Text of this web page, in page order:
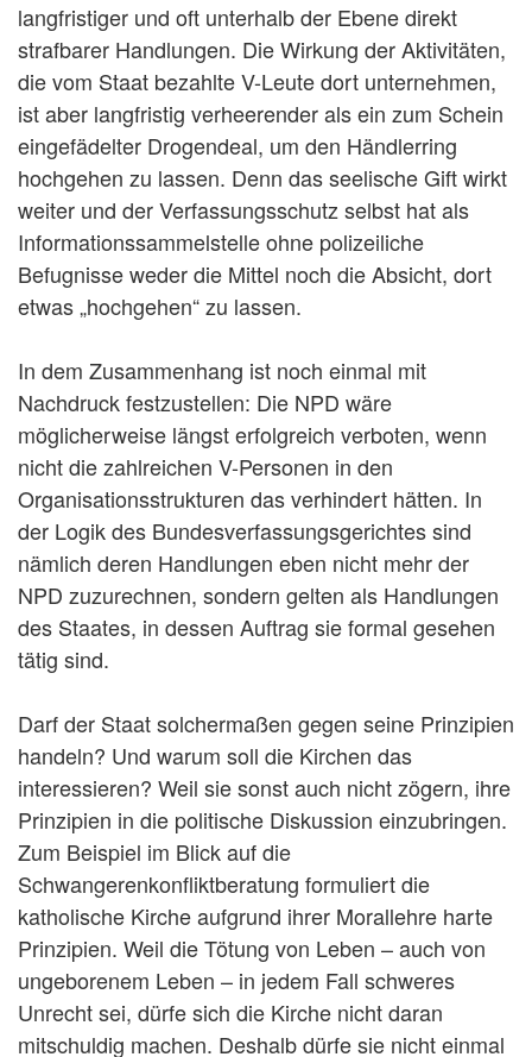
langfristiger und oft unterhalb der Ebene direkt
strafbarer Handlungen. Die Wirkung der Aktivitäten,
die vom Staat bezahlte V-Leute dort unternehmen,
ist aber langfristig verheerender als ein zum Schein
eingefädelter Drogendeal, um den Händlerring
hochgehen zu lassen. Denn das seelische Gift wirkt
weiter und der Verfassungsschutz selbst hat als
Informationssammelstelle ohne polizeiliche
Befugnisse weder die Mittel noch die Absicht, dort
etwas „hochgehen“ zu lassen.
In dem Zusammenhang ist noch einmal mit
Nachdruck festzustellen: Die NPD wäre
möglicherweise längst erfolgreich verboten, wenn
nicht die zahlreichen V-Personen in den
Organisationsstrukturen das verhindert hätten. In
der Logik des Bundesverfassungsgerichtes sind
nämlich deren Handlungen eben nicht mehr der
NPD zuzurechnen, sondern gelten als Handlungen
des Staates, in dessen Auftrag sie formal gesehen
tätig sind.
Darf der Staat solchermaßen gegen seine Prinzipien
handeln? Und warum soll die Kirchen das
interessieren? Weil sie sonst auch nicht zögern, ihre
Prinzipien in die politische Diskussion einzubringen.
Zum Beispiel im Blick auf die
Schwangerenkonfliktberatung formuliert die
katholische Kirche aufgrund ihrer Morallehre harte
Prinzipien. Weil die Tötung von Leben – auch von
ungeborenem Leben – in jedem Fall schweres
Unrecht sei, dürfe sich die Kirche nicht daran
mitschuldig machen. Deshalb dürfe sie nicht einmal